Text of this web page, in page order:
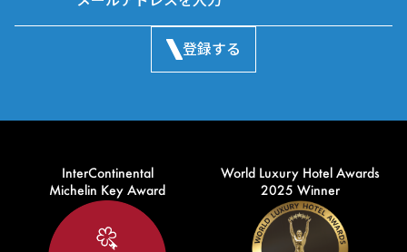
登録する
InterContinental
Michelin Key Award
World Luxury Hotel Awards
2025 Winner